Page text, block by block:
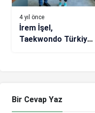
4 yıl önce
İrem İşel,
Taekwondo Türkiye
Bir Cevap Yaz